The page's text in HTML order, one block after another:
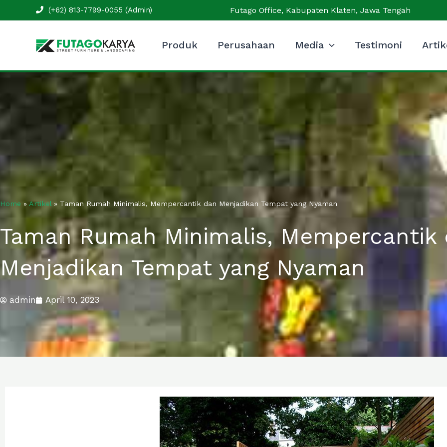
to
(+62) 813-7799-0055 (Admin) Futago Office, Kabupaten Klaten, Jawa Tengah
Produk Perusahaan Media Testimoni
Home » Artikel» Taman Rumah Minimalis, Mempercantik dan Menjadikan Tempat yang Nyaman
Taman Rumah Minimalis, Mempercantik
Menjadikan Tempat yang Nyaman
admin April 10, 2023